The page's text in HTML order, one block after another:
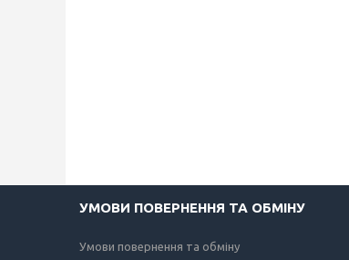
УМОВИ ПОВЕРНЕННЯ ТА ОБМІНУ
Умови повернення та обміну